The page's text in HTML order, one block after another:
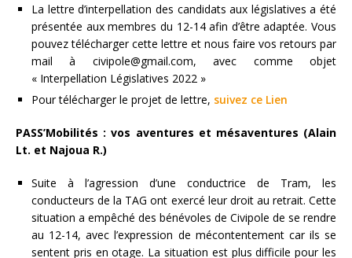
La lettre d’interpellation des candidats aux législatives a été
présentée aux membres du 12-14 afin d’être adaptée. Vous
pouvez télécharger cette lettre et nous faire vos retours par
mail à civipole@gmail.com, avec comme objet
« Interpellation Législatives 2022 »
Pour télécharger le projet de lettre, suivez ce Lien
PASS’Mobilités : vos aventures et mésaventures (Alain
Lt. et Najoua R.)
Suite à l’agression d’une conductrice de Tram, les
conducteurs de la TAG ont exercé leur droit au retrait. Cette
situation a empêché des bénévoles de Civipole de se rendre
au 12-14, avec l’expression de mécontentement car ils se
sentent pris en otage. La situation est plus difficile pour les